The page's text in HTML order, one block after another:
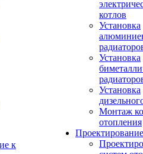
котлов
Установка
Установка
Установка
Монтаж
отопления
Проектирование